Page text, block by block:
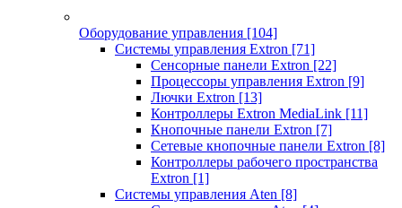
Оборудование управления [104]
Системы управления Extron [71]
Сенсорные панели Extron [22]
Процессоры управления Extron [9]
Лючки Extron [13]
Контроллеры Extron MediaLink [11]
Кнопочные панели Extron [7]
Сетевые кнопочные панели Extron [8]
Контроллеры рабочего пространства
Extron [1]
Системы управления Aten [8]